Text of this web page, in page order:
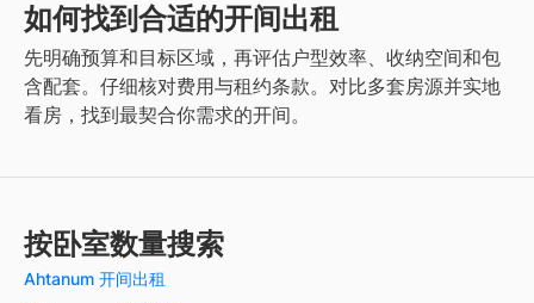
如何找到合适的开间出租
先明确预算和目标区域，再评估户型效率、收纳空间和包
含配套。仔细核对费用与租约条款。对比多套房源并实地
看房，找到最契合你需求的开间。
按卧室数量搜索
Ahtanum 开间出租